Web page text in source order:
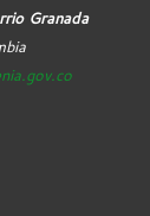
Granada